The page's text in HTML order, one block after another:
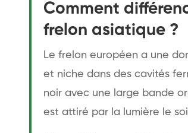
Comment
frelon asiatique ?
Le frelon européen a une
et niche dans des cavités
noir avec une large bande
est attiré par la lumière le